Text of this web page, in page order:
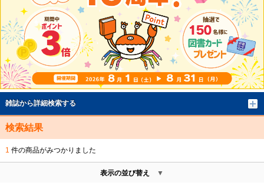
雑誌から詳細検索する
検索結果
1 件の商品がみつかりました
表示の並び替え